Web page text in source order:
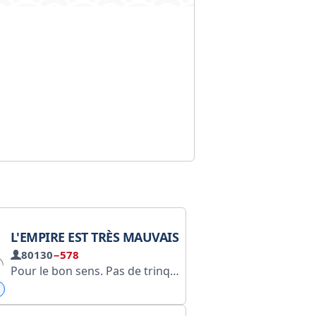
L'EMPIRE EST TRÈS MAUVAIS
80130−578
Pour le bon sens. Pas de trinquage. Moi : @dorakisakisa. Pour la publicité, rendez-vous ici : @magister_mg, ici : @letasgo, ou ici : @kirnossoff. Attention, ce contenu peut contenir de fausses informations et une satire mordante. Ceci est une fiction, toutes les coïncidences sont fortuites. N° 17991837